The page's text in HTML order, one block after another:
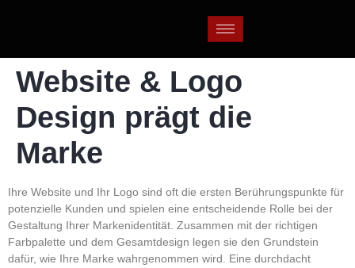
Website & Logo
Design prägt die
Marke
Ihre Website und Ihr Logo sind oft die ersten Berührungspunkte für
potenzielle Kunden und spielen eine entscheidende Rolle bei der
Gestaltung Ihrer Markenidentität. Zusammen mit der richtigen
Farbpalette und dem Gesamtdesign legen sie den Grundstein
dafür, wie Ihre Marke wahrgenommen wird. Eine durchdacht